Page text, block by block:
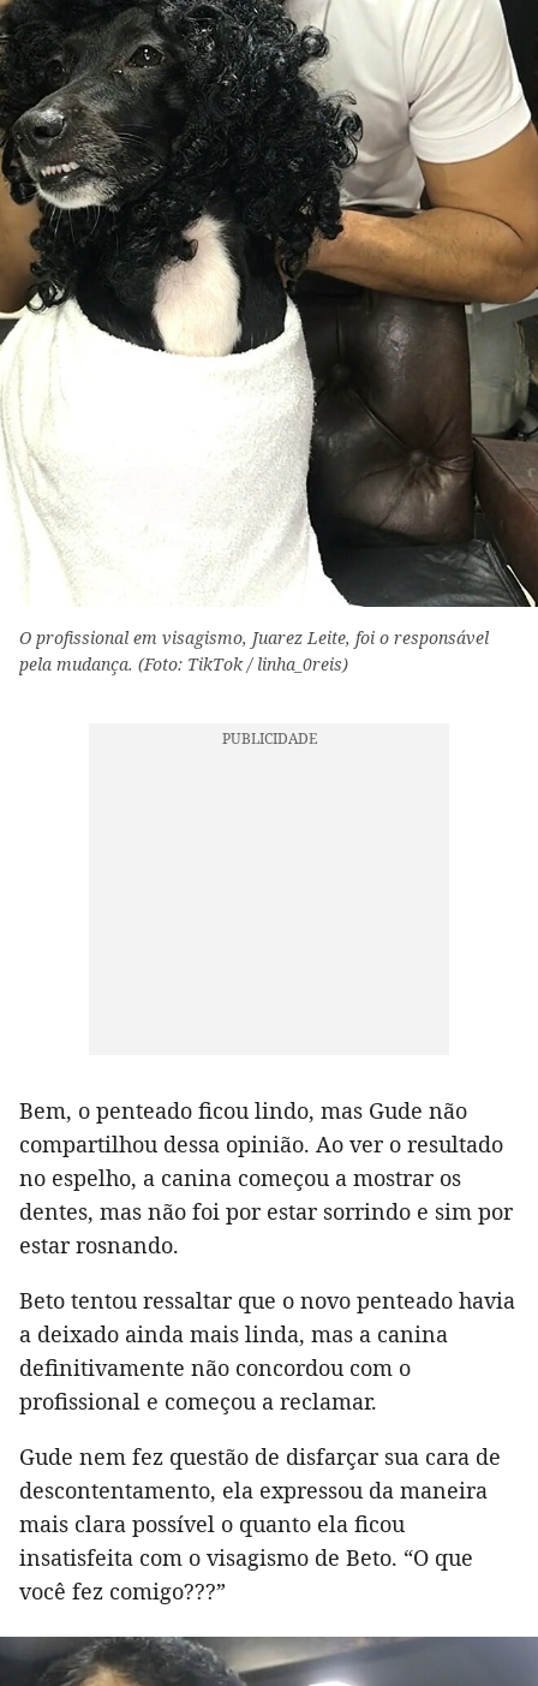
O profissional em visagismo, Juarez Leite, foi o responsável
pela mudança. (Foto: TikTok / linha_0reis)
Bem, o penteado ficou lindo, mas Gude não
compartilhou dessa opinião. Ao ver o resultado
no espelho, a canina começou a mostrar os
dentes, mas não foi por estar sorrindo e sim por
estar rosnando.
Beto tentou ressaltar que o novo penteado havia
a deixado ainda mais linda, mas a canina
definitivamente não concordou com o
profissional e começou a reclamar.
Gude nem fez questão de disfarçar sua cara de
descontentamento, ela expressou da maneira
mais clara possível o quanto ela ficou
insatisfeita com o visagismo de Beto. “O que
você fez comigo???”